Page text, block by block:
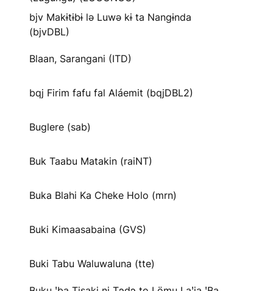
bjv Makɨtɨbɨ lə Luwə kɨ ta Nangɨnda
(bjvDBL)
Blaan, Sarangani (ITD)
bqj Firim fafu fal Aláemit (bqjDBL2)
Buglere (sab)
Buk Taabu Matakin (raiNT)
Buka Blahi Ka Cheke Holo (mrn)
Buki Kimaasabaina (GVS)
Buki Tabu Waluwaluna (tte)